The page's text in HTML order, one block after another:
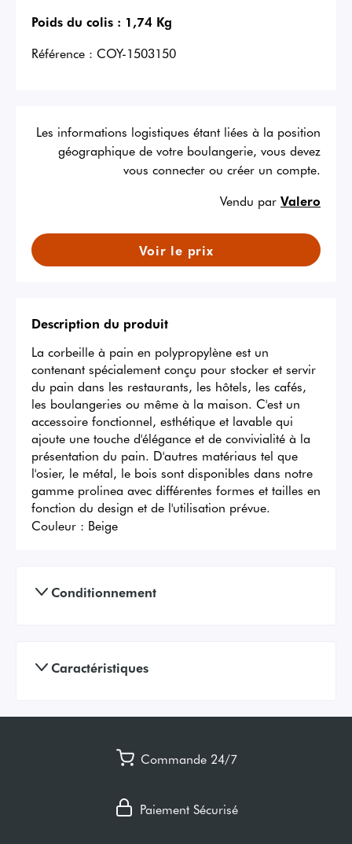
Poids du colis : 1,74 Kg
Référence : COY-1503150
Les informations logistiques étant liées à la position
géographique de votre boulangerie, vous devez
vous connecter ou créer un compte.
Vendu par Valero
Voir le prix
Description du produit
La corbeille à pain en polypropylène est un
contenant spécialement conçu pour stocker et servir
du pain dans les restaurants, les hôtels, les cafés,
les boulangeries ou même à la maison. C'est un
accessoire fonctionnel, esthétique et lavable qui
ajoute une touche d'élégance et de convivialité à la
présentation du pain. D'autres matériaus tel que
l'osier, le métal, le bois sont disponibles dans notre
gamme prolinea avec différentes formes et tailles en
fonction du design et de l'utilisation prévue.
Couleur : Beige
Conditionnement
Caractéristiques
Commande 24/7
Paiement Sécurisé